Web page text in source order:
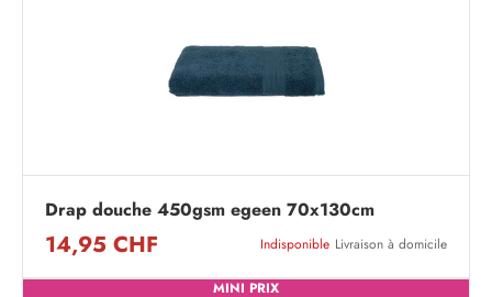
Drap douche 450gsm egeen 70x130cm
14,95 CHF Indisponible Livraison à domicile
MINI PRIX